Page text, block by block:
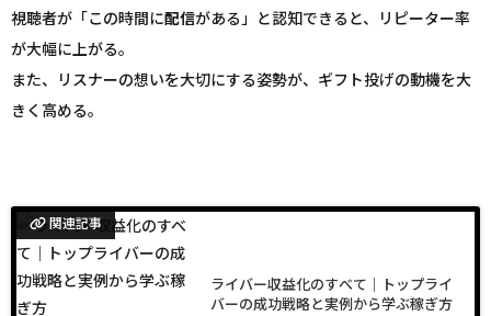
視聴者が「この時間に配信がある」と認知できると、リピーター率
が大幅に上がる。
また、リスナーの想いを大切にする姿勢が、ギフト投げの動機を大
きく高める。
関連記事
ライバー収益化のすべて｜トップライ
バーの成功戦略と実例から学ぶ稼ぎ方